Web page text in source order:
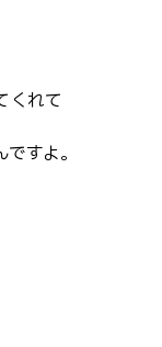
くれて
すよ。